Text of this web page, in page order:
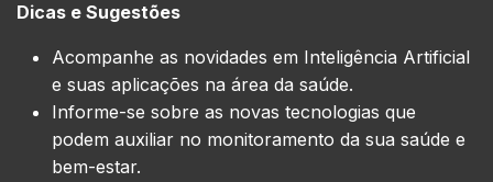
Dicas e Sugestões
Acompanhe as novidades em Inteligência Artificial
e suas aplicações na área da saúde.
Informe-se sobre as novas tecnologias que
podem auxiliar no monitoramento da sua saúde e
bem-estar.